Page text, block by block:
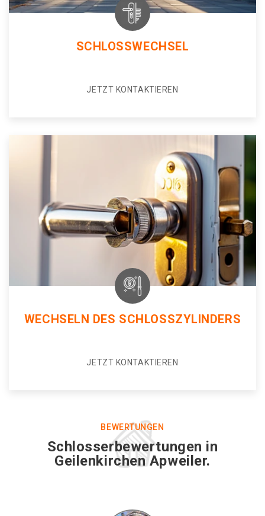
SCHLOSSWECHSEL
JETZT KONTAKTIEREN
WECHSELN DES SCHLOSSZYLINDERS
JETZT KONTAKTIEREN
BEWERTUNGEN
Schlosserbewertungen in
Geilenkirchen Apweiler.